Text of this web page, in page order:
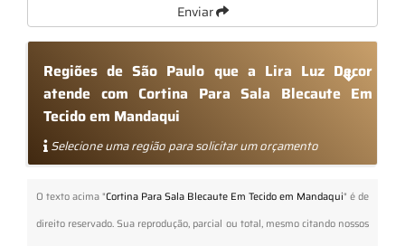
Enviar
Regiões de São Paulo que a Lira Luz Decor
atende com Cortina Para Sala Blecaute Em
Tecido em Mandaqui
Selecione uma região para solicitar um orçamento
O texto acima "Cortina Para Sala Blecaute Em Tecido em Mandaqui" é de
direito reservado. Sua reprodução, parcial ou total, mesmo citando nossos